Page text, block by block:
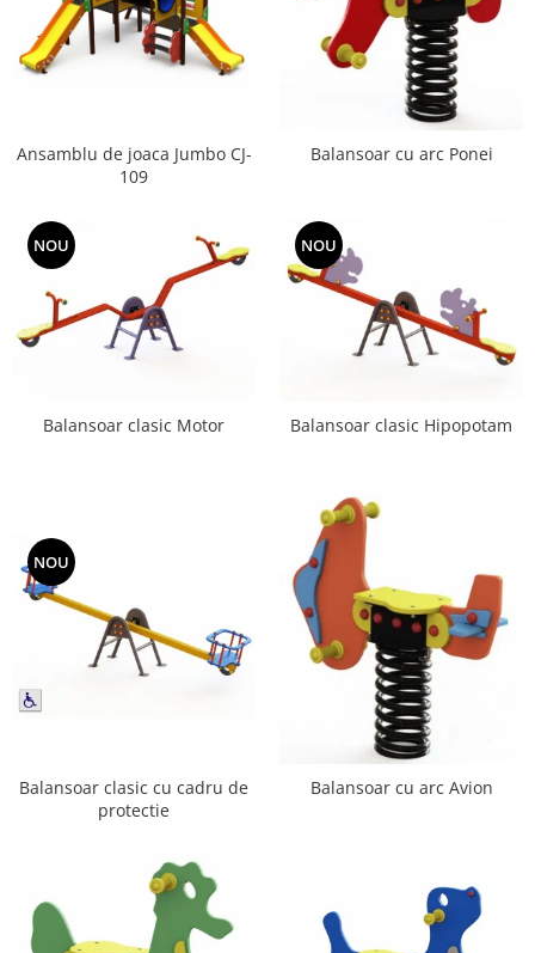
Ansamblu de joaca Jumbo CJ-
109
Balansoar cu arc Ponei
NOU
Balansoar clasic Motor
NOU
Balansoar clasic Hipopotam
NOU
Balansoar clasic cu cadru de
protectie
Balansoar cu arc Avion